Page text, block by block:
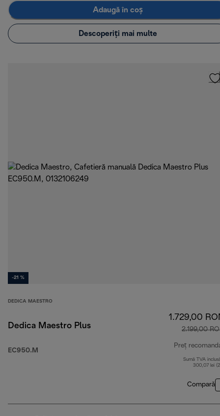
Adaugă în coș
Descoperiți mai multe
-21 %
DEDICA MAESTRO
Dedica Maestro Plus
EC950.M
1.729,00
2.199,00
Preț
Sumă TVA
300,07 lei
Compară